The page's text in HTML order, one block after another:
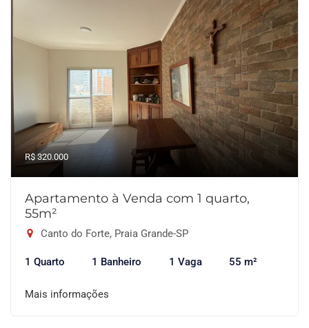
R$ 320.000
Apartamento à Venda com 1 quarto,
55m²
Canto do Forte, Praia Grande-SP
1 Quarto 1 Banheiro 1 Vaga 55 m²
Mais informações